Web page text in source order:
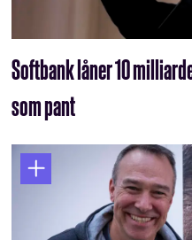
Softbank låner 10
som pant